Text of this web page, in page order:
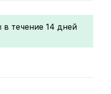
в течение 14 дней